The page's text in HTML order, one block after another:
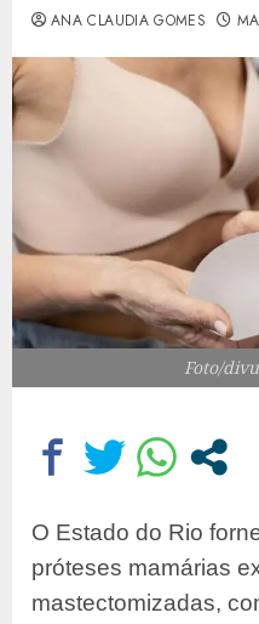
ANA CLAUDIA GOMES
Foto/
O Estado do Rio
próteses mamárias
mastectomizadas,